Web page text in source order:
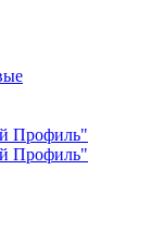
Профиль"
Профиль"